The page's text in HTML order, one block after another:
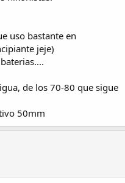
uso bastante en
jeje)
de los 70-80 que sigue
50mm